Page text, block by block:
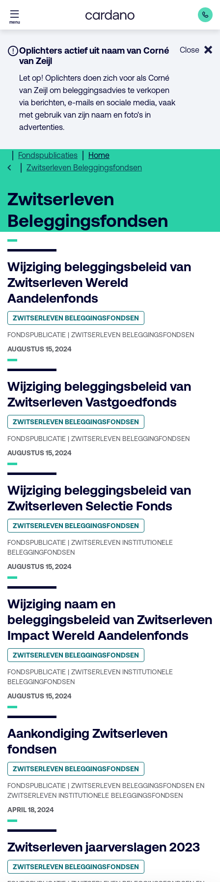
Direct
naar
menu
Notice:
Oplichters actief uit naam van Corné
van Zeijl
Let op! Oplichters doen zich voor als Corné
van Zeijl om beleggingsadvies te verkopen
via berichten, e-mails en sociale media, vaak
met gebruik van zijn naam en foto's in
advertenties.
Close
Home
Fondspublicaties
Zwitserleven Beleggingsfondsen
Zwitserleven
Beleggingsfondsen
Wijziging beleggingsbeleid van
Zwitserleven Wereld
Aandelenfonds
Geplaatst
ZWITSERLEVEN BELEGGINGSFONDSEN
FONDSPUBLICATIE | ZWITSERLEVEN BELEGGINGSFONDSEN
GEPUBLICEERD
OP:
AUGUSTUS 15, 2024
Wijziging beleggingsbeleid van
Zwitserleven Vastgoedfonds
Geplaatst
ZWITSERLEVEN BELEGGINGSFONDSEN
FONDSPUBLICATIE | ZWITSERLEVEN BELEGGINGFONDSEN
GEPUBLICEERD
OP:
AUGUSTUS 15, 2024
Wijziging beleggingsbeleid van
Zwitserleven Selectie Fonds
Geplaatst
ZWITSERLEVEN BELEGGINGSFONDSEN
FONDSPUBLICATIE | ZWITSERLEVEN INSTITUTIONELE
BELEGGINGFONDSEN
GEPUBLICEERD
OP:
AUGUSTUS 15, 2024
Wijziging naam en
beleggingsbeleid van Zwitserleven
Impact Wereld Aandelenfonds
Geplaatst
ZWITSERLEVEN BELEGGINGSFONDSEN
FONDSPUBLICATIE | ZWITSERLEVEN INSTITUTIONELE
BELEGGINGFONDSEN
GEPUBLICEERD
OP:
AUGUSTUS 15, 2024
Aankondiging Zwitserleven
fondsen
Geplaatst
ZWITSERLEVEN BELEGGINGSFONDSEN
FONDSPUBLICATIE | ZWITSERLEVEN BELEGGINGSFONDSEN EN
ZWITSERLEVEN INSTITUTIONELE BELEGGINGSFONDSEN
GEPUBLICEERD
OP:
APRIL 18, 2024
Zwitserleven jaarverslagen 2023
Geplaatst
ZWITSERLEVEN BELEGGINGSFONDSEN